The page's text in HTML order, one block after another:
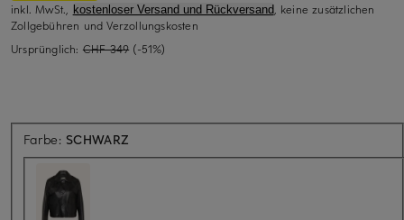
inkl. MwSt., kostenloser Versand und Rückversand, keine zusätzlichen
Zollgebühren und Verzollungskosten
Ursprünglich: CHF 349 (-51%)
Farbe: SCHWARZ